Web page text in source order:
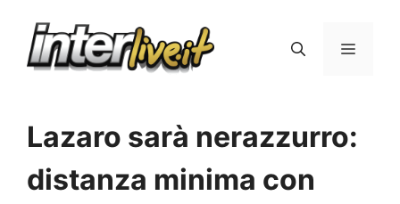
Menu
Lazaro sarà nerazzurro:
distanza minima con